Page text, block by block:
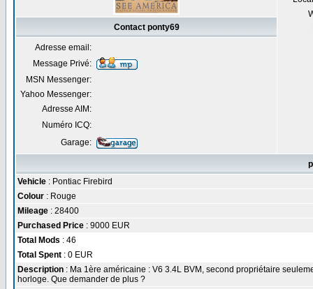
Contact ponty69
Adresse email:
Message Privé:
MSN Messenger:
Yahoo Messenger:
Adresse AIM:
Numéro ICQ:
Garage:
Vehicle : Pontiac Firebird
Colour : Rouge
Mileage : 28400
Purchased Price : 9000 EUR
Total Mods : 46
Total Spent : 0 EUR
Description : Ma 1ère américaine : V6 3.4L BVM, second propriétaire
horloge. Que demander de plus ?